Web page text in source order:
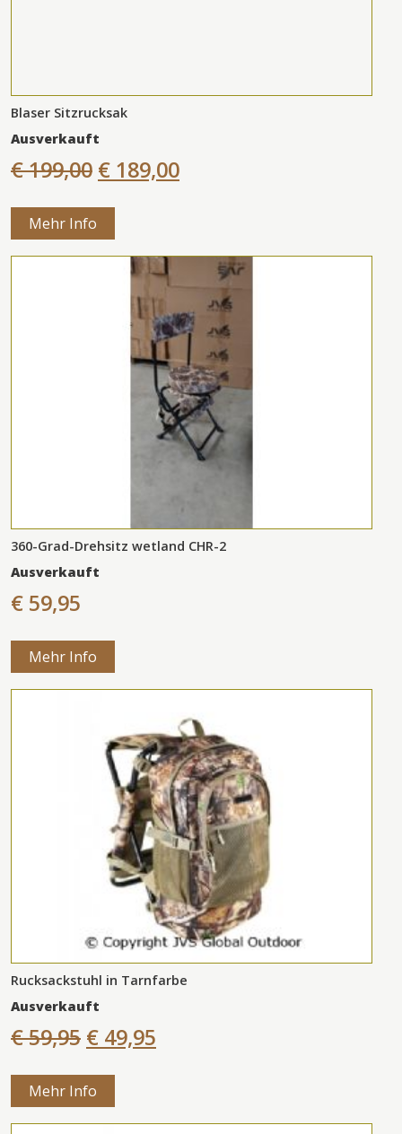
Blaser Sitzrucksak
Ausverkauft
€ 199,00 € 189,00
Mehr Info
360-Grad-Drehsitz wetland CHR-2
Ausverkauft
€ 59,95
Mehr Info
Rucksackstuhl in Tarnfarbe
Ausverkauft
€ 59,95 € 49,95
Mehr Info